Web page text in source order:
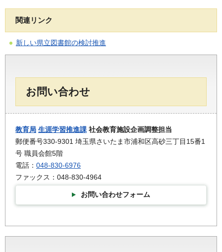
関連リンク
新しい県立図書館の検討推進
お問い合わせ
教育局 生涯学習推進課 社会教育施設企画調整担当
郵便番号330-9301 埼玉県さいたま市浦和区高砂三丁目15番1
号 職員会館5階
電話： 048-830-6976
ファックス：048-830-4964
お問い合わせフォーム